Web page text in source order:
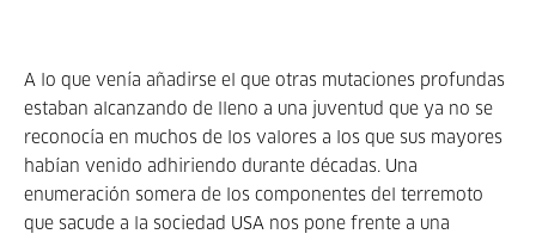
A lo que venía añadirse el que otras mutaciones profundas
estaban alcanzando de lleno a una juventud que ya no se
reconocía en muchos de los valores a los que sus mayores
habían venido adhiriendo durante décadas. Una
enumeración somera de los componentes del terremoto
que sacude a la sociedad USA nos pone frente a una